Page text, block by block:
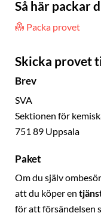
Så här packar
Packa provet
Skicka provet
Brev
SVA
Sektionen för
751 89 Uppsala
Paket
Om du själv
att du köper en
för att försändelsen